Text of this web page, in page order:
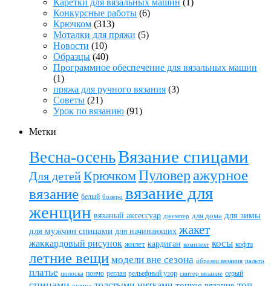
Каретки для вязальных машин (1)
Конкурсные работы (6)
Крючком (313)
Моталки для пряжи (5)
Новости (10)
Образцы (40)
Программное обеспечение для вязальных машин
(1)
пряжа для ручного вязания (3)
Советы (21)
Урок по вязанию (91)
Метки
Весна-осеньВязание спицами
Для детейКрючкомПуловер ажурное
вязание белый болеро вязание для
женщин вязаный аксессуар джемпер для дома для зимы
для мужчин спицами для начинающих жакет
жаккардовый рисунок жилет кардиган комплект косы кофта
летние вещи модели вне сезона образец вязания пальто
платье полоска пончо реглан рельефный узор свитер вязание серый